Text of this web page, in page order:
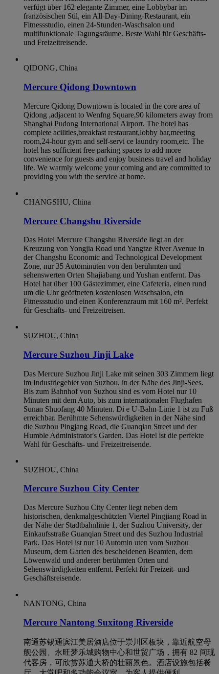
verfügt über 162 elegante Zimmer, eine Lobbybar im
französischen Stil, ein All-Day-Dining-Restaurant, ein
Fitnessstudio, einen 24-Stunden-Waschsalon und
multifunktionale Tagungsräume. Beste Wahl für Geschäfts-
und Freizeitreisende.
QIDONG, China
Mercure Qidong Downtown
Mercure Qidong Downtown is located in the core area of
Qidong ,adjacent to Wenfng Square,90 kilometers away from
Shanghai Pudong International Airport. The hotel has
complete acilities,breakfast restaurant,lobby bar,meeting
room,24-hour gym and self-servi ce laundry room,etc. The
hotel has sufficient free parking spaces to add more
convenience for guests and enjoy business travel and holiday
life. We warmly welcome your coming and are committed to
providing you with the service at home.
CHANGSHU, China
Mercure Changshu Riverside
Das Hotel Mercure Changshu Riverside liegt an der
Kreuzung von Yongjia Road und Yangtze River Avenue in
der Changshu Economic and Technological Development
Zone, nur 35 Autominuten von den berühmten und
sehenswerten Orten Shajiabang und Yushan entfernt. Das
Hotel hat über 100 Gästezimmer, eine Cafeteria, einen rund
um die Uhr geöffneten kostenlosen Waschsalon, ein
Fitnessstudio und einen Konferenzraum mit 160 m². Perfekt
für Geschäfts- und Freizeitreisen.
SUZHOU, China
Mercure Suzhou Jinji Lake
Das Mercure Suzhou Jinji Lake mit seinen 303 Zimmern liegt
im Industriegebiet von Suzhou, in der Nähe des Jinji-Sees.
Bis zum Bahnhof von Suzhou sind es vom Hotel nur 10
Minuten mit dem Auto, bis zum internationalen Flughafen
Sunan Shuofang 40 Minuten. Di e U-Bahn-Linie 1 ist zu Fuß
erreichbar. Berühmte Sehenswürdigkeiten in der Nähe sind
die Suzhou Pingjang Road, die Guanqian Street und der
Humble Administrator's Garden. Das Hotel ist die perfekte
Wahl für Geschäfts- und Freizeitreisende.
SUZHOU, China
Mercure Suzhou City Center
Das Mercure Suzhou City Center liegt neben dem
historischen, denkmalgeschützten Viertel Pingjiang Road in
der Nähe der Stadtbahnlinie 1, der Suzhou University, der
Einkaufsstraße Guanqian Street und des Suzhou Industrial
Park. Das Hotel ist nur 10 Automin uten vom Suzhou
Museum, dem Garten des bescheidenen Beamten, dem
Löwenwald und anderen berühmten Orten und
Sehenswürdigkeiten entfernt. Perfekt für Freizeit- und
Geschäftsreisende.
NANTONG, China
Mercure Nantong Suxitong Riverside
南通苏锡通滨江美居酒店位于崇川区板块，靠近航空母
舰公园、永旺梦乐城购物中心和世贸广场，拥有 82 间现
代客房，可欣赏苏通大桥的壮丽景色。酒店设施包括餐